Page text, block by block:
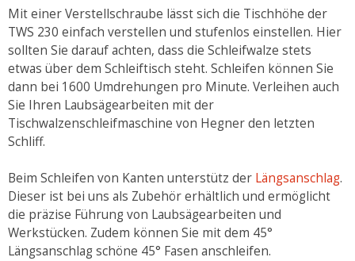
Mit einer Verstellschraube lässt sich die Tischhöhe der
TWS 230 einfach verstellen und stufenlos einstellen. Hier
sollten Sie darauf achten, dass die Schleifwalze stets
etwas über dem Schleiftisch steht. Schleifen können Sie
dann bei 1600 Umdrehungen pro Minute. Verleihen auch
Sie Ihren Laubsägearbeiten mit der
Tischwalzenschleifmaschine von Hegner den letzten
Schliff.
Beim Schleifen von Kanten unterstütz der Längsanschlag.
Dieser ist bei uns als Zubehör erhältlich und ermöglicht
die präzise Führung von Laubsägearbeiten und
Werkstücken. Zudem können Sie mit dem 45°
Längsanschlag schöne 45° Fasen anschleifen.